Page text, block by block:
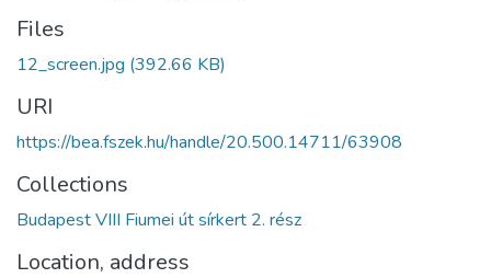
Files
12_screen.jpg (392.66 KB)
URI
https://bea.fszek.hu/handle/20.500.14711/63908
Collections
Budapest VIII Fiumei út sírkert 2. rész
Location, address